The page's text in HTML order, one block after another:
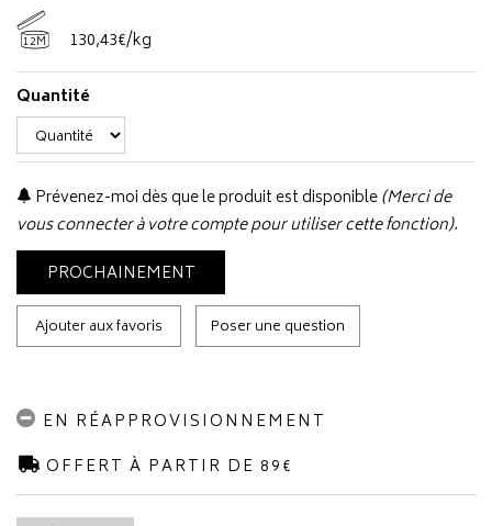
12M 130,43€/kg
Quantité
Prévenez-moi dès que le produit est disponible(Merci de
vous connecter à votre compte pour utiliser cette fonction).
PROCHAINEMENT
Ajouter aux favoris Poser une question
EN RÉAPPROVISIONNEMENT
OFFERT À PARTIR DE 89€